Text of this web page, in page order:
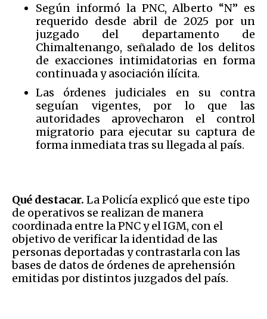
Según informó la PNC, Alberto “N” es
requerido desde abril de 2025 por un
juzgado del departamento de
Chimaltenango, señalado de los delitos
de exacciones intimidatorias en forma
continuada y asociación ilícita.
Las órdenes judiciales en su contra
seguían vigentes, por lo que las
autoridades aprovecharon el control
migratorio para ejecutar su captura de
forma inmediata tras su llegada al país.
Qué destacar. La Policía explicó que este tipo
de operativos se realizan de manera
coordinada entre la PNC y el IGM, con el
objetivo de verificar la identidad de las
personas deportadas y contrastarla con las
bases de datos de órdenes de aprehensión
emitidas por distintos juzgados del país.